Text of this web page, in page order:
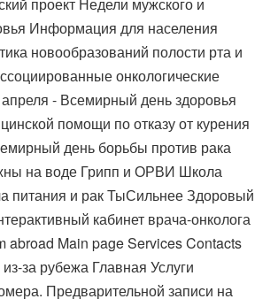
Информация для населения
новообразований полости рта и
онкологические
- Всемирный день здоровья
помощи по отказу от курения
день борьбы против рака
на воде Грипп и ОРВИ Школа
питания и рак ТыСильнее Здоровый
кабинет врача-онколога
abroad Main page Services Contacts
за рубежа Главная Услуги
Предварительной записи на